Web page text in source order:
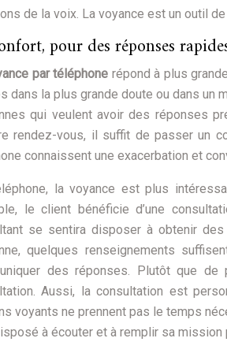
de la voix. La voyance est un outil
pour des réponses
par téléphone répond à plus
dans la plus grande doute ou dans
qui veulent avoir des réponses
rendez-vous, il suffit de passer un
connaissent une exacerbation et
la voyance est plus
le client bénéficie d’une
se sentira disposer à obtenir
quelques renseignements
des réponses. Plutôt que
Aussi, la consultation est
voyants ne prennent pas le temps
à écouter et à remplir sa mission